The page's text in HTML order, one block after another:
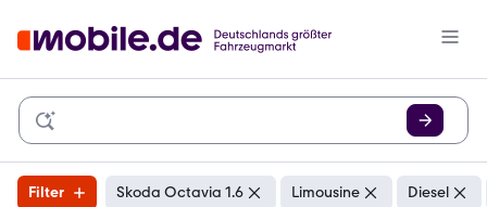
Filter Skoda Octavia 1.6 Limousine Diesel